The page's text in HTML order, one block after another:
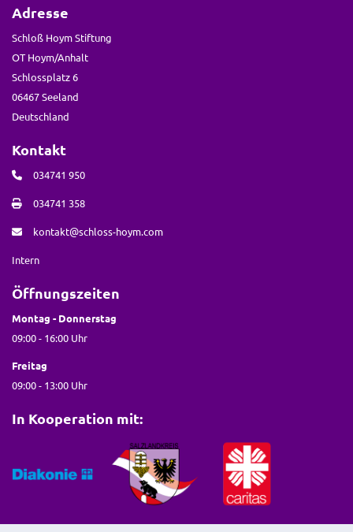
Adresse
Schloß Hoym Stiftung
OT Hoym/Anhalt
Schlossplatz 6
06467 Seeland
Deutschland
Kontakt
034741 950
034741 358
kontakt@schloss-hoym.com
Intern
Öffnungszeiten
Montag - Donnerstag
09:00 - 16:00 Uhr
Freitag
09:00 - 13:00 Uhr
In Kooperation mit: